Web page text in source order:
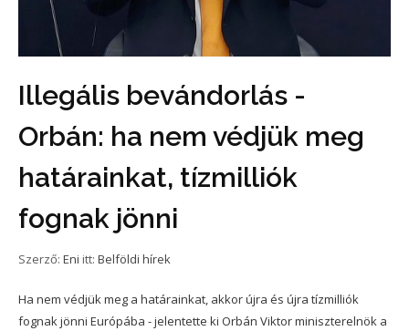
Illegális bevándorlás -
Orbán: ha nem védjük meg
határainkat, tízmilliók
fognak jönni
Szerző: Eni itt: Belföldi hírek
Ha nem védjük meg a határainkat, akkor újra és újra tízmilliók
fognak jönni Európába - jelentette ki Orbán Viktor miniszterelnök a